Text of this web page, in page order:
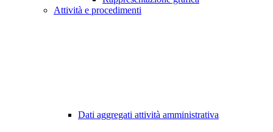
Attività e procedimenti
Dati aggregati attività amministrativa